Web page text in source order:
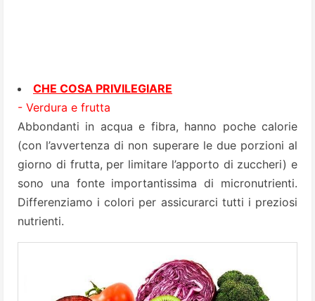
CHE COSA PRIVILEGIARE
- Verdura e frutta
Abbondanti in acqua e fibra, hanno poche calorie
(con l’avvertenza di non superare le due porzioni al
giorno di frutta, per limitare l’apporto di zuccheri) e
sono una fonte importantissima di micronutrienti.
Differenziamo i colori per assicurarci tutti i preziosi
nutrienti.